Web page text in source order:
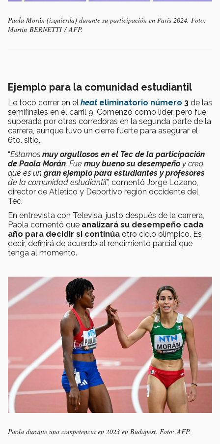
Paola Morán (izquierda) durante su participación en París 2024. Foto:
Martin BERNETTI / AFP.
Ejemplo para la comunidad estudiantil
Le tocó correr en el heat eliminatorio número 3 de las
semifinales en el carril 9. Comenzó como líder, pero fue
superada por otras corredoras en la segunda parte de la
carrera, aunque tuvo un cierre fuerte para asegurar el
6to. sitio.
“Estamos muy orgullosos en el Tec de la participación
de Paola Morán. Fue muy bueno su desempeño y creo
que es un gran ejemplo para estudiantes y profesores
de la comunidad estudiantil”, comentó Jorge Lozano,
director de Atlético y Deportivo región occidente del
Tec.
En entrevista con Televisa, justo después de la carrera,
Paola comentó que analizará su desempeño cada
año para decidir si continúa otro ciclo olímpico. Es
decir, definirá de acuerdo al rendimiento parcial que
tenga al momento.
Paola durante una competencia en 2023 en Budapest. Foto: AFP.